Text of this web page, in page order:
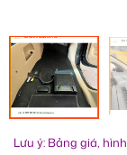
Lưu ý: Bảng giá,